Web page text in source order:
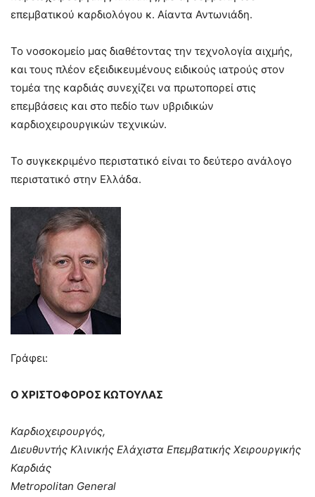
επεμβατικού καρδιολόγου κ. Αίαντα Αντωνιάδη.
Το νοσοκομείο μας διαθέτοντας την τεχνολογία αιχμής,
και τους πλέον εξειδικευμένους ειδικούς ιατρούς στον
τομέα της καρδιάς συνεχίζει να πρωτοπορεί στις
επεμβάσεις και στο πεδίο των υβριδικών
καρδιοχειρουργικών τεχνικών.
Το συγκεκριμένο περιστατικό είναι το δεύτερο ανάλογο
περιστατικό στην Ελλάδα.
Γράφει:
Ο ΧΡΙΣΤΟΦΟΡΟΣ ΚΩΤΟΥΛΑΣ
Καρδιοχειρουργός,
Διευθυντής Κλινικής Ελάχιστα Επεμβατικής Χειρουργικής
Καρδιάς
Metropolitan General